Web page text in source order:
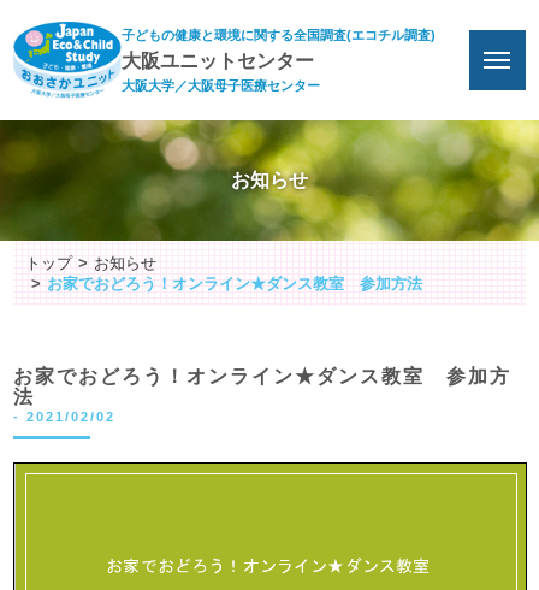
子どもの健康と環境に関する全国調査(エコチル調査)
大阪ユニットセンター
大阪大学／大阪母子医療センター
お知らせ
トップ
お知らせ
お家でおどろう！オンライン★ダンス教室 参加方法
お家でおどろう！オンライン★ダンス教室 参加方
法
-2021/02/02